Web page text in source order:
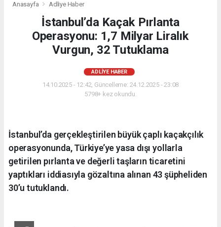
Anasayfa Adliye Haber
İstanbul’da Kaçak Pırlanta
Operasyonu: 1,7 Milyar Liralık
Vurgun, 32 Tutuklama
ADLIYE HABER
14.10.2025 - 12:42, Güncelleme: 24.12.2025 - 23:08
5798+ kez okundu.
İstanbul’da gerçekleştirilen büyük çaplı kaçakçılık
operasyonunda, Türkiye’ye yasa dışı yollarla
getirilen pırlanta ve değerli taşların ticaretini
yaptıkları iddiasıyla gözaltına alınan 43 şüpheliden
30’u tutuklandı.